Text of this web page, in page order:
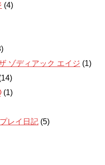
(4)
ゾディアック エイジ (1)
(1)
レイ日記 (5)